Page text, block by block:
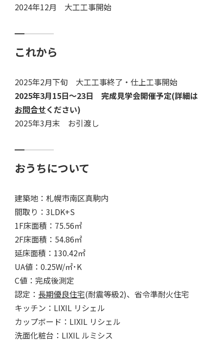
2024年12月 大工工事開始
これから
2025年2月下旬 大工工事終了・仕上工事開始
2025年3月15日～23日 完成見学会開催予定(詳細は
お問合せください)
2025年3月末 お引渡し
おうちについて
建築地：札幌市南区真駒内
間取り：3LDK+S
1F床面積：75.56㎡
2F床面積：54.86㎡
延床面積：130.42㎡
UA値：0.25W/㎡･K
C値：完成後測定
認定： 長期優良住宅(耐震等級2)、省令準耐火住宅
キッチン：LIXIL リシェル
カップボード：LIXIL リシェル
洗面化粧台：LIXIL ルミシス